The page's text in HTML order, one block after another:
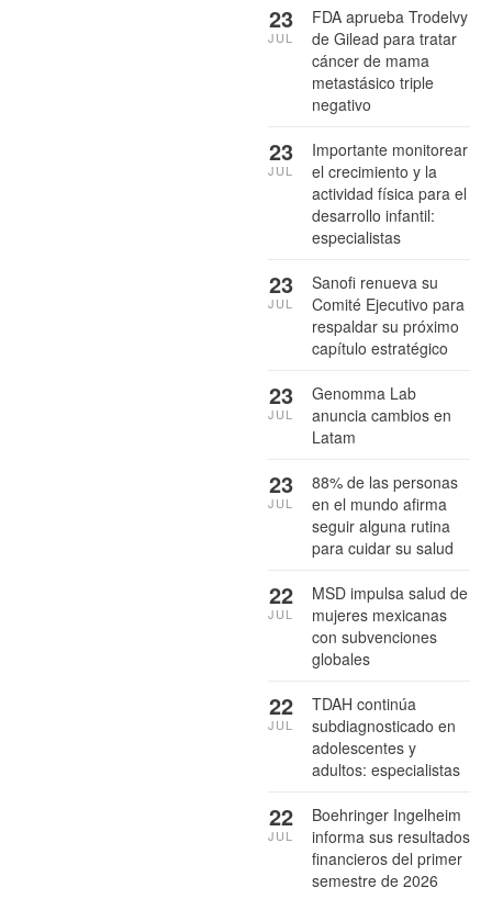
FDA aprueba Trodelvy
de Gilead para tratar
cáncer de mama
metastásico triple
negativo
23
JUL
Importante monitorear
el crecimiento y la
actividad física para el
desarrollo infantil:
especialistas
23
JUL
Sanofi renueva su
Comité Ejecutivo para
respaldar su próximo
capítulo estratégico
23
JUL
Genomma Lab
anuncia cambios en
Latam
23
JUL
88% de las personas
en el mundo afirma
seguir alguna rutina
para cuidar su salud
23
JUL
MSD impulsa salud de
mujeres mexicanas
con subvenciones
globales
22
JUL
TDAH continúa
subdiagnosticado en
adolescentes y
adultos: especialistas
22
JUL
Boehringer Ingelheim
informa sus resultados
financieros del primer
semestre de 2026
22
JUL